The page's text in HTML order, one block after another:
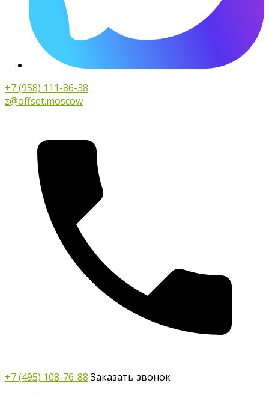
+7 (958) 111-86-38
z@offset.moscow
+7 (495) 108-76-88 Заказать звонок